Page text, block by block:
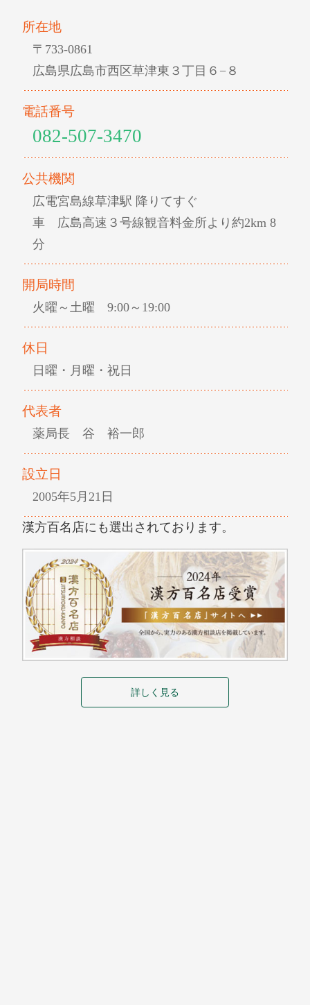
所在地
〒733-0861
広島県広島市西区草津東３丁目６−８
電話番号
082-507-3470
公共機関
広電宮島線草津駅 降りてすぐ
車 広島高速３号線観音料金所より約2km 8
分
開局時間
火曜～土曜 9:00～19:00
休日
日曜・月曜・祝日
代表者
薬局長 谷 裕一郎
設立日
2005年5月21日
漢方百名店にも選出されております。
詳しく見る